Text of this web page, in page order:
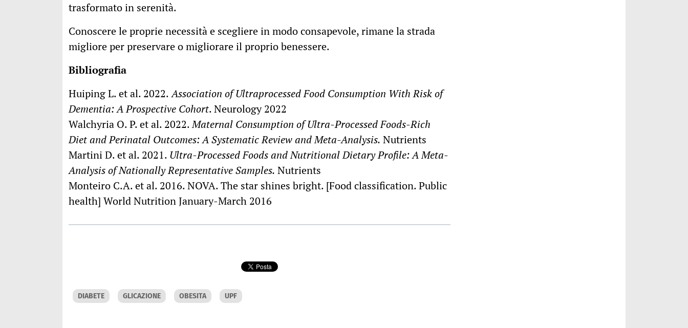
trasformato in serenità.
Conoscere le proprie necessità e scegliere in modo consapevole, rimane la strada
migliore per preservare o migliorare il proprio benessere.
Bibliografia
Huiping L. et al. 2022. Association of Ultraprocessed Food Consumption With Risk of
Dementia: A Prospective Cohort. Neurology 2022
Walchyria O. P. et al. 2022.Maternal Consumption of Ultra-Processed Foods-Rich
Diet and Perinatal Outcomes: A Systematic Review and Meta-Analysis. Nutrients
Martini D. et al. 2021. Ultra-Processed Foods and Nutritional Dietary Profile: A Meta-
Analysis of Nationally Representative Samples. Nutrients
Monteiro C.A. et al. 2016. NOVA. The star shines bright. [Food classification. Public
health] World Nutrition January-March 2016
DIABETE GLICAZIONE OBESITA UPF